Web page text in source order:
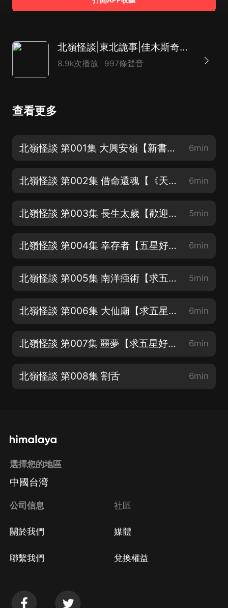
北嶺怪談|東北詭事|佳木斯奇聞|懸疑驚悚|風水秘術
8.9k次播放 997條聲音
查看更多
北嶺怪談 第001集 大興安嶺【新書上線求訂閱~】 6min
北嶺怪談 第002集 借命還魂【《天生鬼竅，我是東北出馬仙》正在火熱連載中】 6min
北嶺怪談 第003集 長生太歲【歡迎訂閱留言】 5min
北嶺怪談 第004集 幸存者【五星好評來一波吧】 6min
北嶺怪談 第005集 南洋痋術【求五星好評月票支持ღ( ´･ᴗ･` )比心】 5min
北嶺怪談 第006集 大仙廟【求五星好評月票支持ღ( ´･ᴗ･` )比心】 6min
北嶺怪談 第007集 噩夢【求五星好評月票支持ღ( ´･ᴗ･` )比心】 6min
北嶺怪談 第008集 割舌 6min
選擇您的地區
中國台湾
公司信息
關於我們
聯繫我們
社區
媒體
兌換權益